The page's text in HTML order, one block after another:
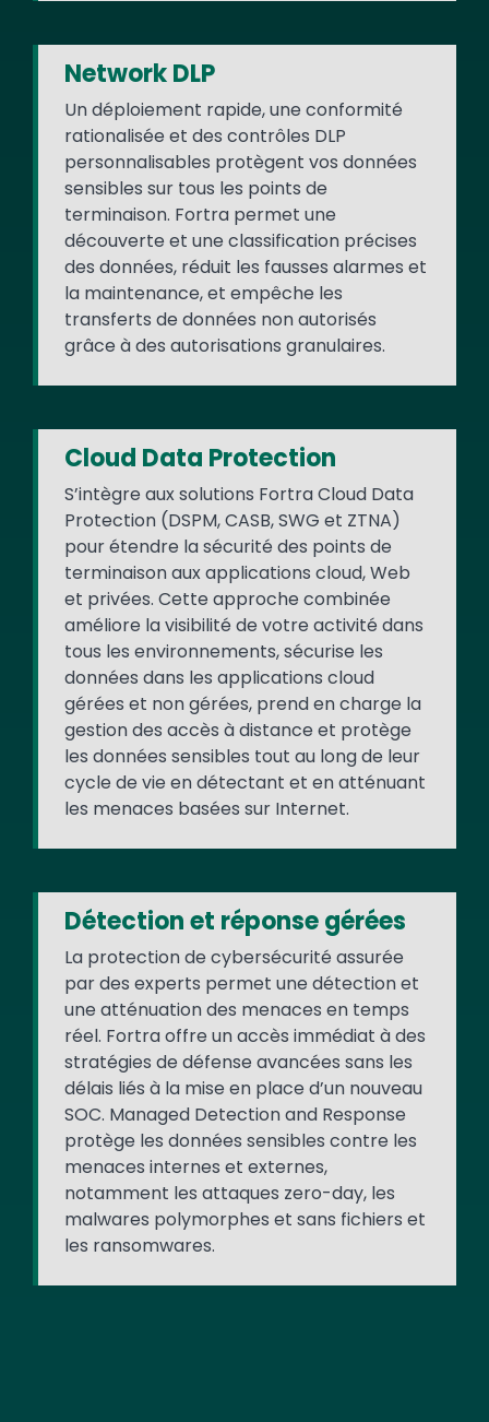
Network DLP
Un déploiement rapide, une conformité
rationalisée et des contrôles DLP
personnalisables protègent vos données
sensibles sur tous les points de
terminaison. Fortra permet une
découverte et une classification précises
des données, réduit les fausses alarmes et
la maintenance, et empêche les
transferts de données non autorisés
grâce à des autorisations granulaires.
Cloud Data Protection
S’intègre aux solutions Fortra Cloud Data
Protection (DSPM, CASB, SWG et ZTNA)
pour étendre la sécurité des points de
terminaison aux applications cloud, Web
et privées. Cette approche combinée
améliore la visibilité de votre activité dans
tous les environnements, sécurise les
données dans les applications cloud
gérées et non gérées, prend en charge la
gestion des accès à distance et protège
les données sensibles tout au long de leur
cycle de vie en détectant et en atténuant
les menaces basées sur Internet.
Détection et réponse gérées
La protection de cybersécurité assurée
par des experts permet une détection et
une atténuation des menaces en temps
réel. Fortra offre un accès immédiat à des
stratégies de défense avancées sans les
délais liés à la mise en place d’un nouveau
SOC. Managed Detection and Response
protège les données sensibles contre les
menaces internes et externes,
notamment les attaques zero-day, les
malwares polymorphes et sans fichiers et
les ransomwares.